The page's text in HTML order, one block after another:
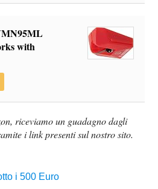
with
riceviamo un guadagno dagli
i link presenti sul nostro sito.